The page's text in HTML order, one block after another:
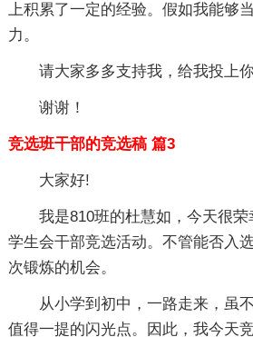
上积累了一定的经验。假如我能够
力。
请大家多多支持我，给我投上
谢谢！
竞选班干部的竞选稿 篇3
大家好!
我是810班的杜慧如，今天很
学生会干部竞选活动。不管能否入
次锻炼的机会。
从小学到初中，一路走来，虽
值得一提的闪光点。因此，我今天